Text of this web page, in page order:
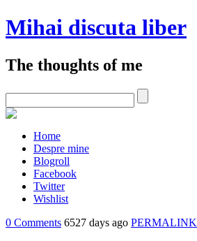
Mihai discuta liber
The thoughts of me
Home
Despre mine
Blogroll
Facebook
Twitter
Wishlist
0 Comments 6527 days ago PERMALINK